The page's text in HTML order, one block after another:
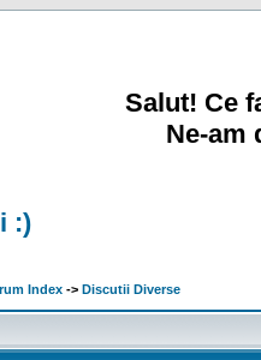
Salut! Ce
Ne-am
:)
Index -> Discutii Diverse